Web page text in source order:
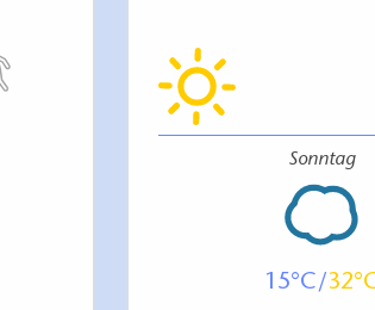
Bedarfs gibt es am Kiosk.
Bäumen im Wald mit Blick
Sonntag
15 32